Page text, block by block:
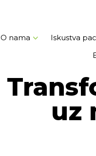
O nama Iskustva
uz